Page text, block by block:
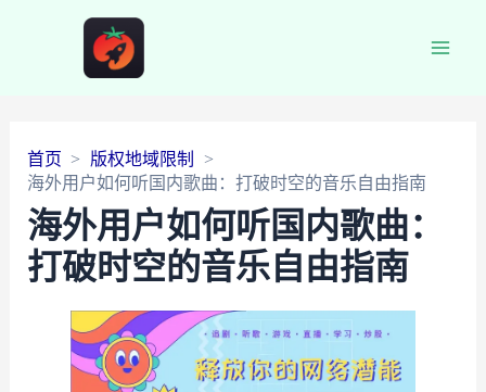
首页
版权地域限制
海外用户如何听国内歌曲：打破时空的音乐自由指南
海外用户如何听国内歌曲：
打破时空的音乐自由指南